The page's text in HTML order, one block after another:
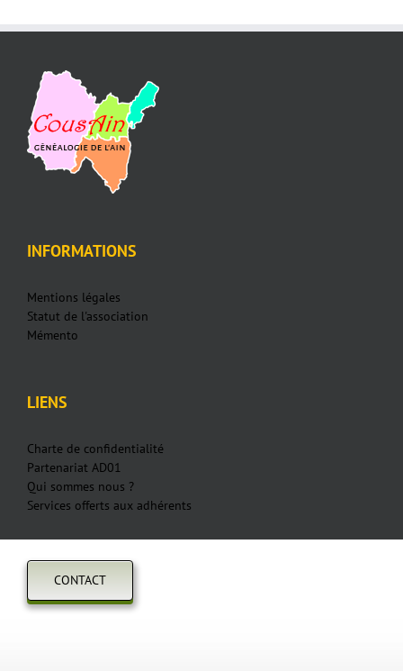
INFORMATIONS
Mentions légales
Statut de l'association
Mémento
LIENS
Charte de confidentialité
Partenariat AD01
Qui sommes nous ?
Services offerts aux adhérents
CONTACT